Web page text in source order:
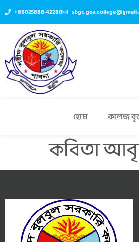
+88025888-42280
হোম কলেজ
কবিতা